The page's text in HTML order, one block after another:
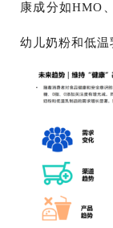
康成分如HMO
幼儿奶粉和低温